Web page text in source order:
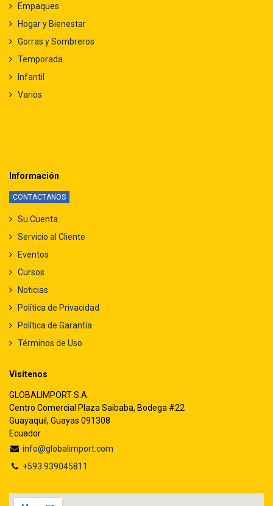
Empaques
Hogar y Bienestar
Gorras y Sombreros
Temporada
Infantil
Varios
Información
CONTACTANOS
Su Cuenta
Servicio al Cliente
Eventos
Cursos
Noticias
Política de Privacidad
Política de Garantía
Términos de Uso
Visítenos
GLOBALIMPORT S.A.
Centro Comercial Plaza Saibaba, Bodega #22
Guayaquil, Guayas 091308
Ecuador
info@globalimport.com
+593 939045811